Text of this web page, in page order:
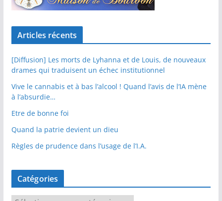
Articles récents
[Diffusion] Les morts de Lyhanna et de Louis, de nouveaux
drames qui traduisent un échec institutionnel
Vive le cannabis et à bas l’alcool ! Quand l’avis de l’IA mène
à l’absurdie…
Etre de bonne foi
Quand la patrie devient un dieu
Règles de prudence dans l’usage de l’I.A.
Catégories